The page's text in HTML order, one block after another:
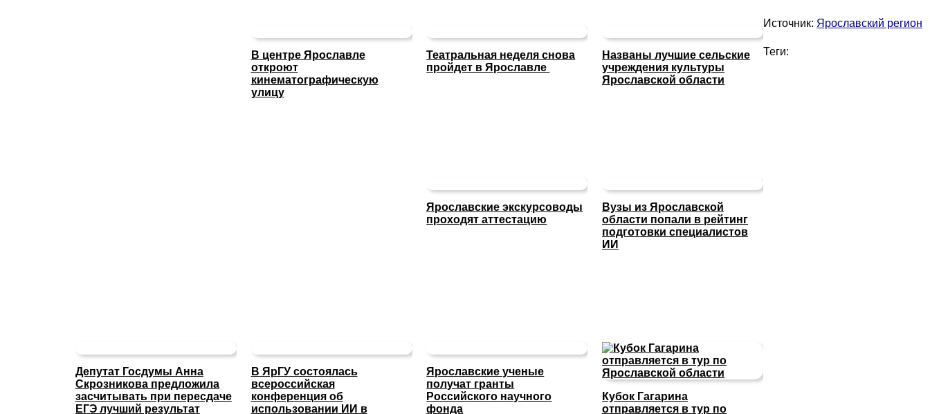
В центре Ярославле
откроют
кинематографическую
улицу
Театральная неделя снова
пройдет в Ярославле
Названы лучшие сельские
учреждения культуры
Ярославской области
Ярославские экскурсоводы
проходят аттестацию
Вузы из Ярославской
области попали в рейтинг
подготовки специалистов
ИИ
Депутат Госдумы Анна
Скрозникова предложила
засчитывать при пересдаче
ЕГЭ лучший результат
В ЯрГУ состоялась
всероссийская
конференция об
использовании ИИ в
Ярославские ученые
получат гранты
Российского научного
фонда
Кубок Гагарина
отправляется в тур по
Источник: Ярославский регион
Теги: